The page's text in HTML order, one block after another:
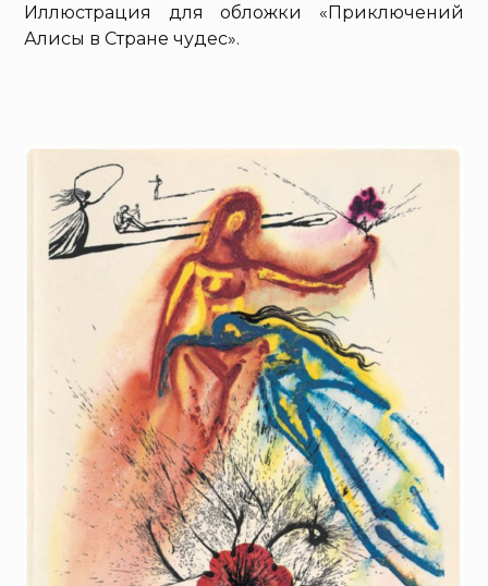
Иллюстрация для обложки «Приключений
Алисы в Стране чудес».